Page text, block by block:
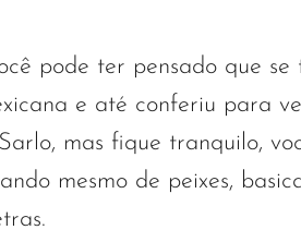
pode ter pensado que
e até conferiu para
mas fique tranquilo,
mesmo de peixes,